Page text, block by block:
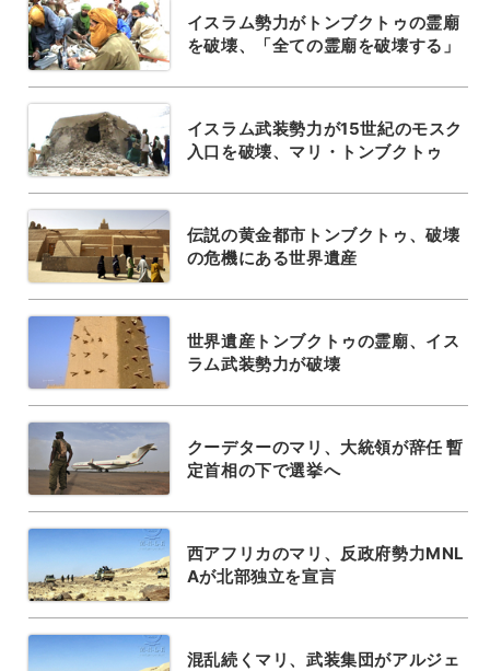
イスラム勢力がトンブクトゥの霊廟
を破壊、「全ての霊廟を破壊する」
イスラム武装勢力が15世紀のモスク
入口を破壊、マリ・トンブクトゥ
伝説の黄金都市トンブクトゥ、破壊
の危機にある世界遺産
世界遺産トンブクトゥの霊廟、イス
ラム武装勢力が破壊
クーデターのマリ、大統領が辞任 暫
定首相の下で選挙へ
西アフリカのマリ、反政府勢力MNL
Aが北部独立を宣言
混乱続くマリ、武装集団がアルジェ